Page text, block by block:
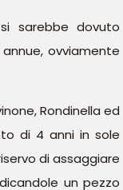
sarebbe dovuto
ovviamente
Rondinella ed
di 4 anni in sole
di assaggiare
un pezzo